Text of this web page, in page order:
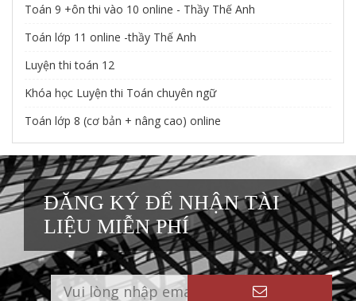
Toán 9 +ôn thi vào 10 online - Thầy Thế Anh
Toán lớp 11 online -thầy Thế Anh
Luyện thi toán 12
Khóa học Luyện thi Toán chuyên ngữ
Toán lớp 8 (cơ bản + nâng cao) online
ĐĂNG KÝ ĐỂ NHẬN TÀI
LIỆU MIỄN PHÍ